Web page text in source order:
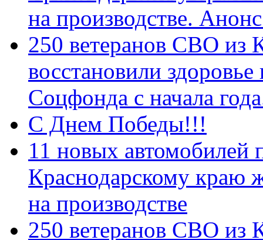
на производстве.
250 ветеранов СВО из
восстановили
Соцфонда с начала
С Днем Победы!!!
11 новых автомобилей
Краснодарскому краю
на производстве
250 ветеранов СВО из